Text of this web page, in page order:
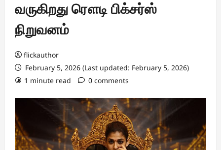
வருகிறது ரௌடி பிக்சர்ஸ்
நிறுவனம்
flickauthor
February 5, 2026 (Last updated: February 5, 2026)
1 minute read
0 comments